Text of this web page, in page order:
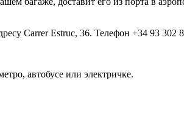
Carrer Estruc, 36. Телефон +34 93 302
автобусе или электричке.